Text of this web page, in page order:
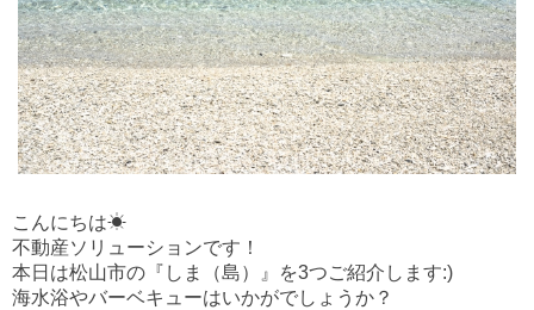
こんにちは☀
不動産ソリューションです！
本日は松山市の『しま（島）』を3つご紹介します:)
海水浴やバーベキューはいかがでしょうか？